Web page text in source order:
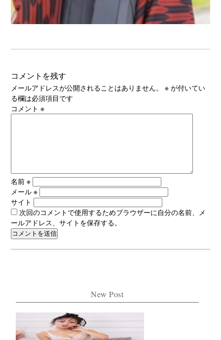
コメントを残す
メールアドレスが公開されることはありません。 ※ が付いてい
る欄は必須項目です
コメント※
名前※
メール※
サイト
次回のコメントで使用するためブラウザーに自分の名前、メ
ールアドレス、サイトを保存する。
New Post